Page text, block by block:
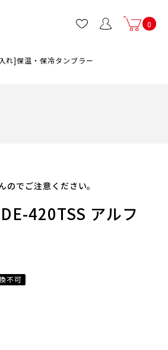
0
れ]保温・保冷タンブラー
でご注意ください。
、注文画面に進むことができません。
ご注文下さい。
420TSS アルフ
不可